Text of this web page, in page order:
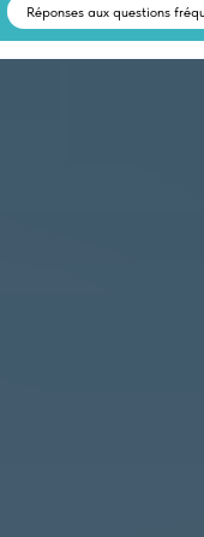
Réponses aux questions